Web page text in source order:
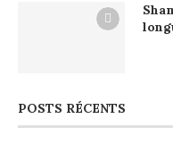
POSTS RÉCENTS